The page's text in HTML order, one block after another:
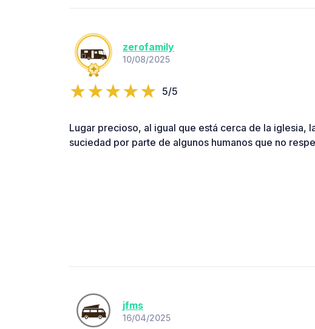
zerofamily
10/08/2025
5/5
Lugar precioso, al igual que está cerca de la iglesia,
suciedad por parte de algunos humanos que no
jfms
16/04/2025